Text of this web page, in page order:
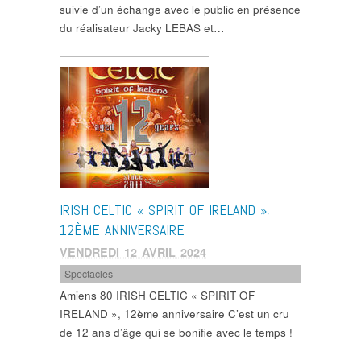
suivie d’un échange avec le public en présence
du réalisateur Jacky LEBAS et…
IRISH CELTIC « SPIRIT OF IRELAND »,
12ÈME ANNIVERSAIRE
VENDREDI 12 AVRIL 2024
Spectacles
Amiens 80 IRISH CELTIC « SPIRIT OF
IRELAND », 12ème anniversaire C’est un cru
de 12 ans d’âge qui se bonifie avec le temps !